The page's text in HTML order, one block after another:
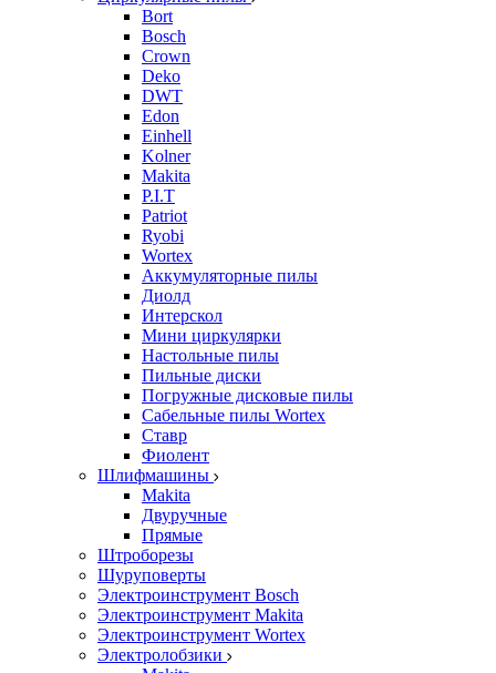
Bort
Bosch
Crown
Deko
DWT
Edon
Einhell
Kolner
Makita
P.I.T
Patriot
Ryobi
Wortex
Аккумуляторные пилы
Диолд
Интерскол
Мини циркулярки
Настольные пилы
Пильные диски
Погружные дисковые пилы
Сабельные пилы Wortex
Ставр
Фиолент
Шлифмашины
Makita
Двуручные
Прямые
Штроборезы
Шуруповерты
Электроинструмент Bosch
Электроинструмент Makita
Электроинструмент Wortex
Электролобзики